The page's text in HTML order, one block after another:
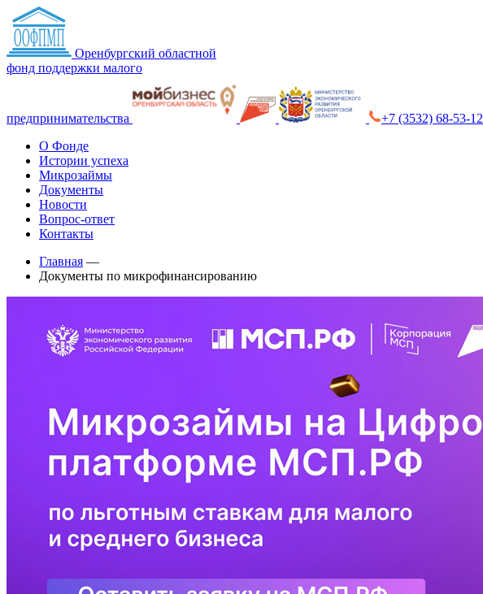
Оренбургский областной
фонд поддержки малого
предпринимательства
+7 (3532) 68-53-12
О Фонде
Истории успеха
Микрозаймы
Документы
Новости
Вопрос-ответ
Контакты
Главная —
Документы по микрофинансированию